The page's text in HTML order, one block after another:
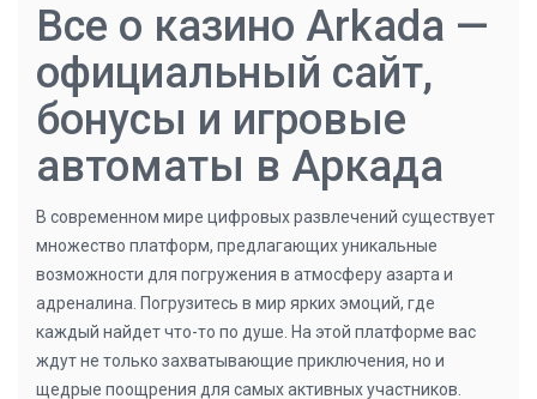
Все о казино Arkada —
официальный сайт,
бонусы и игровые
автоматы в Аркада
В современном мире цифровых развлечений существует
множество платформ, предлагающих уникальные
возможности для погружения в атмосферу азарта и
адреналина. Погрузитесь в мир ярких эмоций, где
каждый найдет что-то по душе. На этой платформе вас
ждут не только захватывающие приключения, но и
щедрые поощрения для самых активных участников.